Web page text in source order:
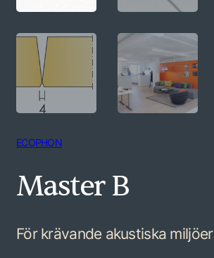
ECOPHON
Master B
För krävande akustiska miljöer